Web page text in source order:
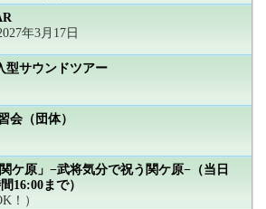
年3月17日
型サウンドツアー
会（団体）
ケ原」−武将気分で祝う関ケ原−（当日
16:00まで）
！）